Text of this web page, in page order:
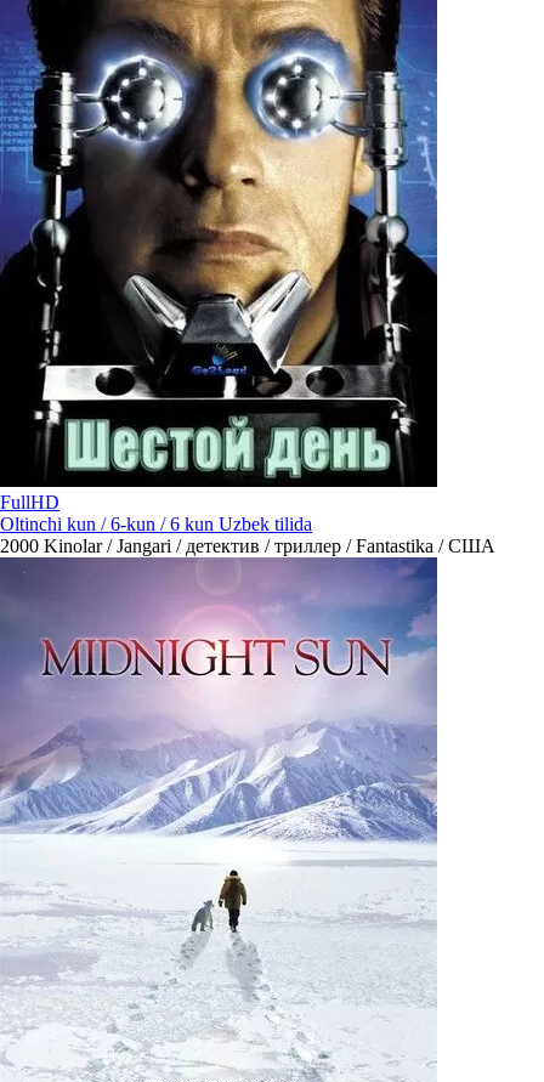
FullHD
Oltinchi kun / 6-kun / 6 kun Uzbek tilida
2000 Kinolar / Jangari / детектив / триллер / Fantastika / США